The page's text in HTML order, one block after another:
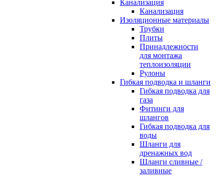
Канализация
Канализация
Изоляционные материалы
Трубки
Плиты
Принадлежности
для монтажа
теплоизоляции
Рулоны
Гибкая подводка и шланги
Гибкая подводка для
газа
Фитинги для
шлангов
Гибкая подводка для
воды
Шланги для
дренажных вод
Шланги сливные /
заливные